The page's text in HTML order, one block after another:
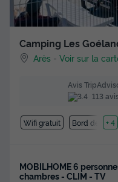
Camping Les
Arès -Voir sur la
Avis
113 avis
Wifi gratuit Bord de mer
+ 4
MOBILHOME 6
chambres - CLIM - TV